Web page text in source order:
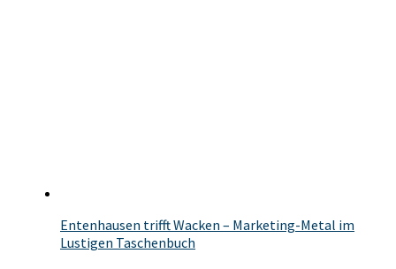
Entenhausen trifft Wacken – Marketing-Metal im
Lustigen Taschenbuch